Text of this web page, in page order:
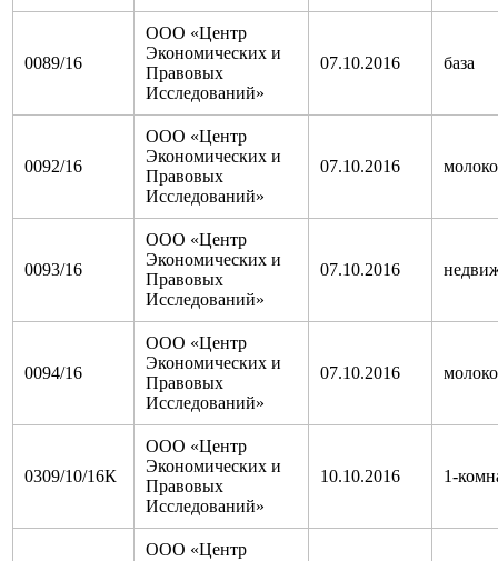
0089/16
ООО «Центр
Экономических и
Правовых
Исследований»
07.10.2016 база
0092/16
ООО «Центр
Экономических и
Правовых
Исследований»
07.10.2016
0093/16
ООО «Центр
Экономических и
Правовых
Исследований»
07.10.2016
0094/16
ООО «Центр
Экономических и
Правовых
Исследований»
07.10.2016
0309/10/16К
ООО «Центр
Экономических и
Правовых
Исследований»
10.10.2016 1-
ООО «Центр